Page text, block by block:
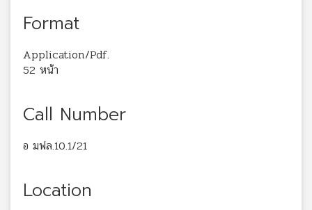
Format
Application/Pdf.
52 หน้า
Call Number
อ มฟล.10.1/21
Location